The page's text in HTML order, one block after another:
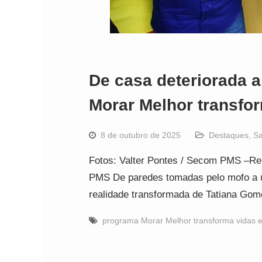
De casa deteriorada
Morar Melhor
8 de outubro de 2025 Destaques
Fotos: Valter Pontes / Secom PMS
PMS De paredes tomadas pelo mofo
realidade transformada de Tatiana
programa Morar Melhor transforma vidas